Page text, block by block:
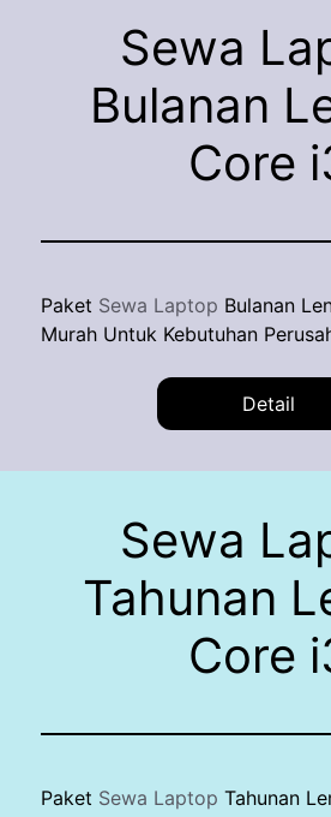
Sewa
Bulanan
Core
Paket Sewa Laptop Bulanan
Murah Untuk Kebutuhan
Detail
Sewa
Tahunan
Core
Paket Sewa Laptop Tahunan